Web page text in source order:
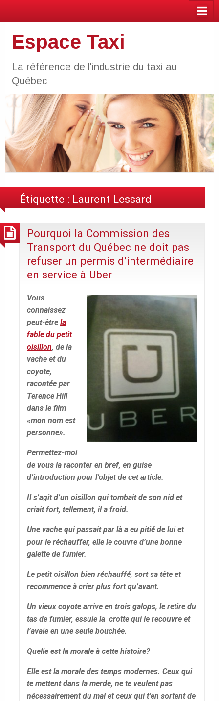
Espace Taxi
La référence de l'industrie du taxi au
Québec
Étiquette : Laurent Lessard
Pourquoi la Commission des
Transport du Québec ne doit pas
refuser un permis d’intermédiaire
en service à Uber
Vous
connaissez
peut-être la
fable du petit
oisillon, de la
vache et du
coyote,
racontée par
Terence Hill
dans le film
«mon nom est
personne».
Permettez-moi
de vous la raconter en bref, en guise
d’introduction pour l’objet de cet article.
Il s’agit d’un oisillon qui tombait de son nid et
criait fort, tellement, il a froid.
Une vache qui passait par là a eu pitié de lui et
pour le réchauffer, elle le couvre d’une bonne
galette de fumier.
Le petit oisillon bien réchauffé, sort sa tête et
recommence à crier plus fort qu’avant.
Un vieux coyote arrive en trois galops, le retire du
tas de fumier, essuie la crotte qui le recouvre et
l’avale en une seule bouchée.
Quelle est la morale à cette histoire?
Elle est la morale des temps modernes. Ceux qui
te mettent dans la merde, ne te veulent pas
nécessairement du mal et ceux qui t’en sortent de